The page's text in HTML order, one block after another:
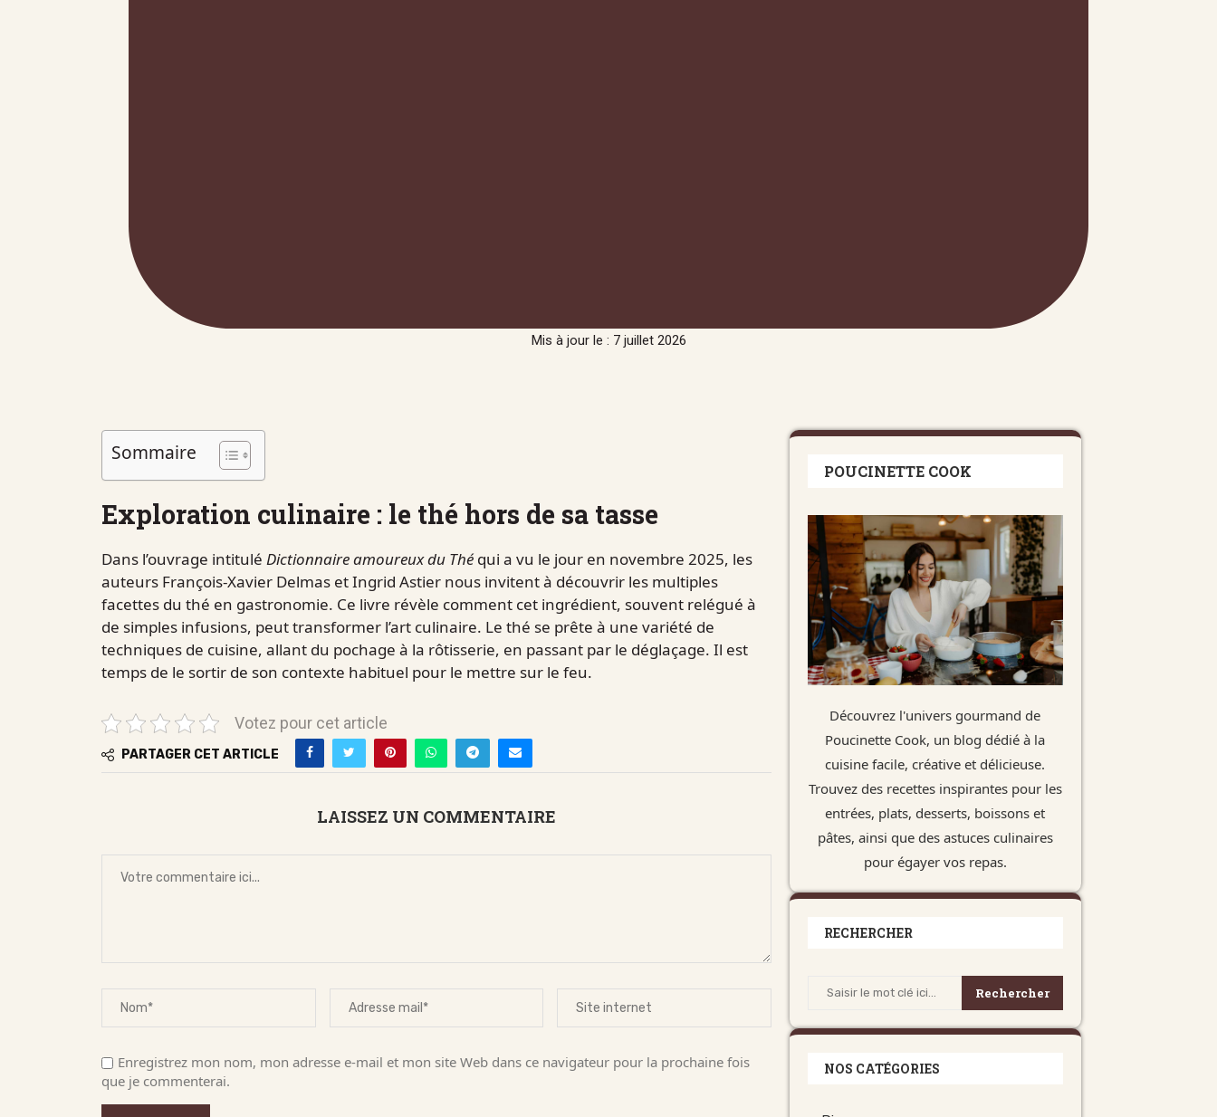
Mis à jour le : 7 juillet 2026
Sommaire
Exploration culinaire : le thé hors de sa tasse
Dans l’ouvrage intitulé Dictionnaire amoureux du Thé qui a vu le jour en novembre 2025, les
auteurs François-Xavier Delmas et Ingrid Astier nous invitent à découvrir les multiples
facettes du thé en gastronomie. Ce livre révèle comment cet ingrédient, souvent relégué à
de simples infusions, peut transformer l’art culinaire. Le thé se prête à une variété de
techniques de cuisine, allant du pochage à la rôtisserie, en passant par le déglaçage. Il est
temps de le sortir de son contexte habituel pour le mettre sur le feu.
Votez pour cet article
PARTAGER CET ARTICLE
LAISSEZ UN COMMENTAIRE
Enregistrez mon nom, mon adresse e-mail et mon site Web dans ce navigateur pour la prochaine fois
que je commenterai.
POUCINETTE COOK
Découvrez l'univers gourmand de
Poucinette Cook, un blog dédié à la
cuisine facile, créative et délicieuse.
Trouvez des recettes inspirantes pour les
entrées, plats, desserts, boissons et
pâtes, ainsi que des astuces culinaires
pour égayer vos repas.
RECHERCHER
Rechercher
NOS CATÉGORIES